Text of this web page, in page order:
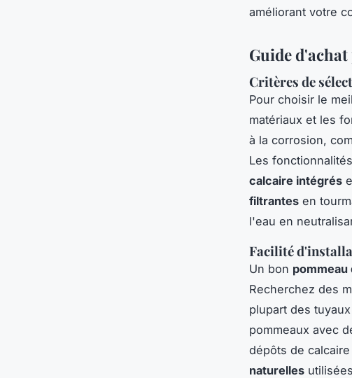
améliorant votre
Guide
Critères de
Pour choisir le
matériaux et les
à la corrosion,
Les
calcaire intégrés
filtrantes en
l'eau en
Facilité
Un bon pommeau
Recherchez des
plupart des
pommeaux avec
dépôts de
naturelles